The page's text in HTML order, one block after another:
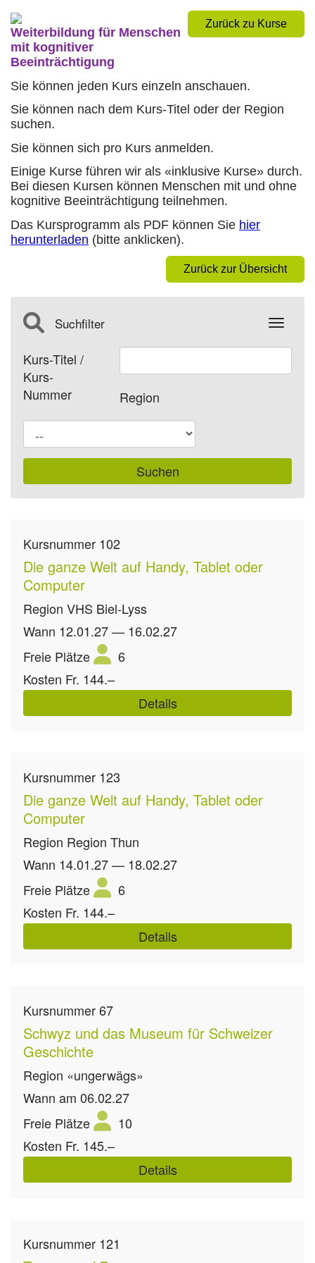
Zurück zu Kurse
Weiterbildung für Menschen
mit kognitiver
Beeinträchtigung
Sie können jeden Kurs einzeln anschauen.
Sie können nach dem Kurs-Titel oder der Region
suchen.
Sie können sich pro Kurs anmelden.
Einige Kurse führen wir als «inklusive Kurse» durch.
Bei diesen Kursen können Menschen mit und ohne
kognitive Beeinträchtigung teilnehmen.
Das Kursprogramm als PDF können Sie hier
herunterladen (bitte anklicken).
Zurück zur Übersicht
Suchfilter
Kurs-Titel /
Kurs-
Nummer
Region
Kursnummer 102
Die ganze Welt auf Handy, Tablet oder
Computer
Region VHS Biel-Lyss
Wann 12.01.27 — 16.02.27
Freie Plätze
6
Kosten Fr. 144.–
Details
Kursnummer 123
Die ganze Welt auf Handy, Tablet oder
Computer
Region Region Thun
Wann 14.01.27 — 18.02.27
Freie Plätze
6
Kosten Fr. 144.–
Details
Kursnummer67
Schwyz und das Museum für Schweizer
Geschichte
Region «ungerwägs»
Wann am 06.02.27
Freie Plätze
10
Kosten Fr. 145.–
Details
Kursnummer 121